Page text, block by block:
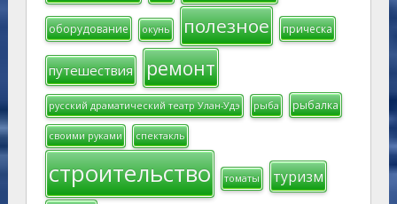
оборудование окунь полезное прическа
путешествия ремонт
русский драматический театр Улан-Удэ рыба рыбалка
своими руками спектакль
строительство томаты туризм